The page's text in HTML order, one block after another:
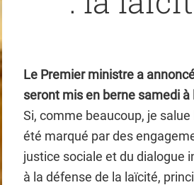
Le Premier ministre a
seront mis en berne samedi à
Si, comme beaucoup, je
été marqué par des
justice sociale et du dialogue
à la défense de la laïcité,